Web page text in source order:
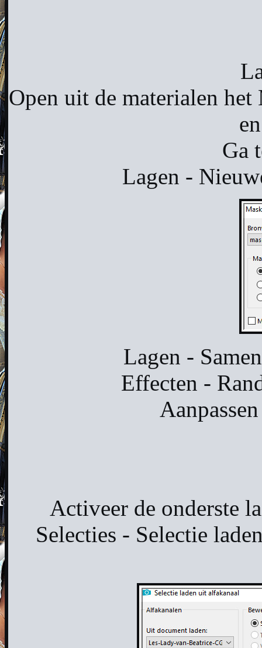
Open uit de materialen
Ga
Lagen -
Lagen -
Effecten -
Activeer de onderste
Selecties - Selectie